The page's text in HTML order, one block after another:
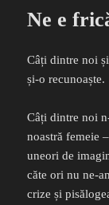
Ne e
Câți dintre noi
și-o recunoaște.
Câți dintre noi
noastră femeie
uneori de
căte ori nu ne-
crize și